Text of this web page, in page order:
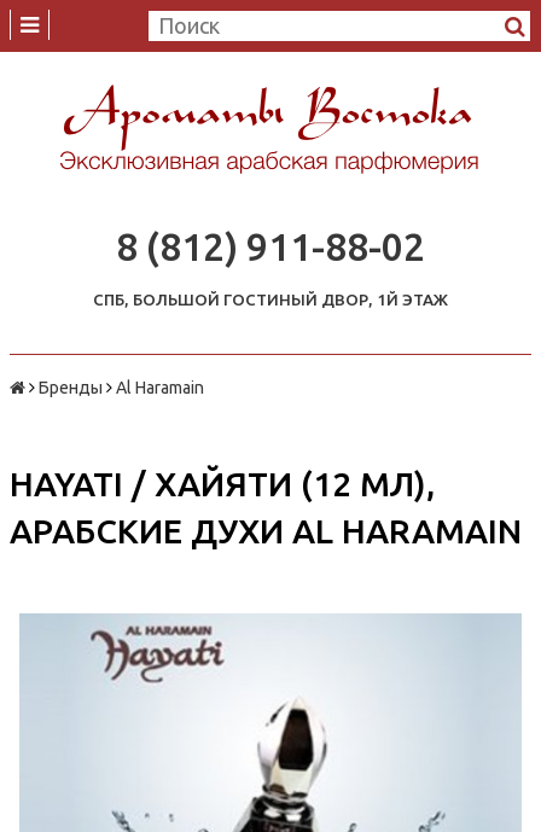
8 (812) 911-88-02
СПБ, БОЛЬШОЙ ГОСТИНЫЙ ДВОР, 1Й ЭТАЖ
Бренды Al Haramain
HAYATI / ХАЙЯТИ (12 МЛ),
АРАБСКИЕ ДУХИ AL HARAMAIN